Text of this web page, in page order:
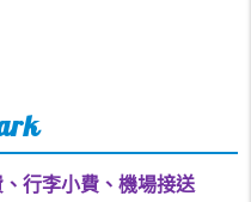
行李小費、機場接送